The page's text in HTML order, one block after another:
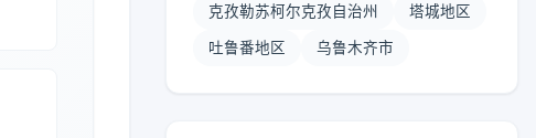
克孜勒苏柯尔克孜自治州 塔城地区
吐鲁番地区 乌鲁木齐市